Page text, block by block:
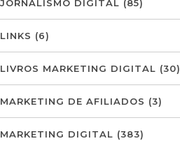
JORNALISMO DIGITAL (85)
LINKS (6)
LIVROS MARKETING DIGITAL (30)
MARKETING DE AFILIADOS (3)
MARKETING DIGITAL (383)